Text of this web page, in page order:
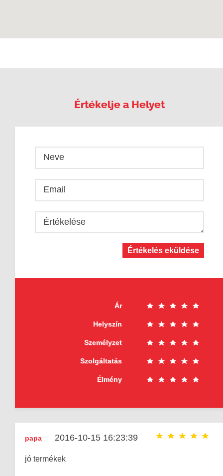
Értékelje a Helyet
Neve
Email
Értékelése
Értékelés eküldése
Ár
Helyszín
Személyzet
Szolgáltatás
Élmény
papa 2016-10-15 16:23:39
jó termékek